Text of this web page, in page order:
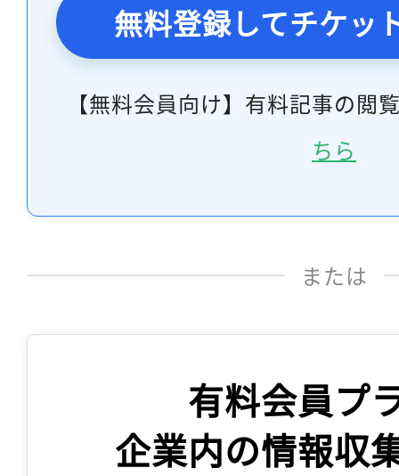
無料登録してチケッ
【無料会員向け】有料記事の閲
ちら
または
有料会員プ
企業内の情報収